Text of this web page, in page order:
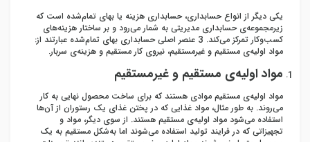
یکی دیگر از انواع حسابداری، حسابداری هزینه یا بهای تمام‌شده است که
زیرمجموعه‌ی حسابداری مدیریتی به شمار می‌رود و بر ساختار هزینه‌های
کسب‌وکار تمرکز می‌کند. 3 عنصر اصلی حسابداری بهای تمام‌شده عبارتند از:
مواد اولیه‌ی مستقیم و غیرمستقیم، نیروی کار مستقیم و هزینه‌ی سربار.
مواد اولیه‌ی مستقیم و غیرمستقیم
مواد اولیه‌ی مستقیم موادی هستند که برای ساخت محصول نهایی به کار
می‌روند. به طور مثال، مواد غذایی که در پختن غذای یک رستوران از آن‌ها
استفاده می‌شود مواد اولیه‌ی مستقیم هستند. از سوی دیگر، مواد و
تجهیزاتی که در فرایند تولید استفاده می‌شوند اما به‌شکل مستقیم به یک